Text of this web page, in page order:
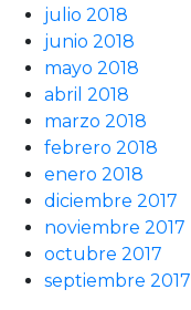
julio 2018
junio 2018
mayo 2018
abril 2018
marzo 2018
febrero 2018
enero 2018
diciembre 2017
noviembre 2017
octubre 2017
septiembre 2017